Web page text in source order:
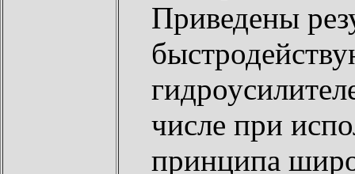
Приведены
числе при
принципа